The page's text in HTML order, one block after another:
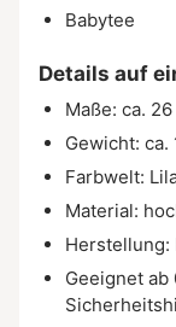
Babytee
Details auf
Maße: ca.
Gewicht: ca.
Farbwelt:
Material:
Herstellung:
Geeignet